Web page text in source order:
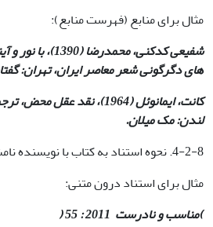
مثال برای منابع (فهرست منابع):
شفیعی کدکنی،
های دگرگونی شعر معاصر ایران، تهران:
کانت، ایمانوئل (1964)، نقد
لندن: مک میلان.
4-2-8. نحوه استناد به کتاب با نویسنده نامشخص:
مثال برای استناد درون متنی:
)مناسب و نادرست